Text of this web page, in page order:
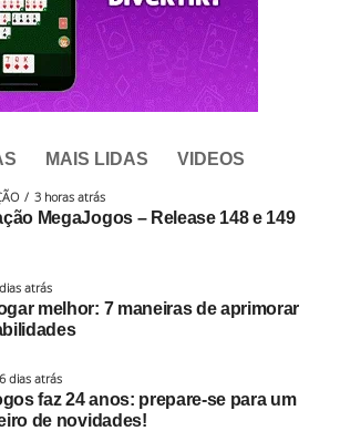
MAIS LIDAS VIDEOS
3 horas atrás
MegaJogos – Release 148 e 149
atrás
melhor: 7 maneiras de aprimorar
6 dias atrás
faz 24 anos: prepare-se para um
de novidades!